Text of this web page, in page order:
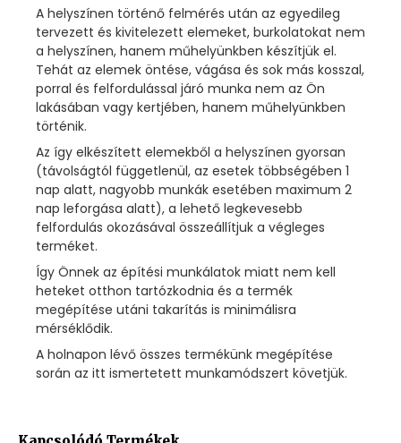
A helyszínen történő felmérés után az egyedileg
tervezett és kivitelezett elemeket, burkolatokat nem
a helyszínen, hanem műhelyünkben készítjük el.
Tehát az elemek öntése, vágása és sok más kosszal,
porral és felfordulással járó munka nem az Ön
lakásában vagy kertjében, hanem műhelyünkben
történik.
Az így elkészített elemekből a helyszínen gyorsan
(távolságtól függetlenül, az esetek többségében 1
nap alatt, nagyobb munkák esetében maximum 2
nap leforgása alatt), a lehető legkevesebb
felfordulás okozásával összeállítjuk a végleges
terméket.
Így Önnek az építési munkálatok miatt nem kell
heteket otthon tartózkodnia és a termék
megépítése utáni takarítás is minimálisra
mérséklődik.
A holnapon lévő összes termékünk megépítése
során az itt ismertetett munkamódszert követjük.